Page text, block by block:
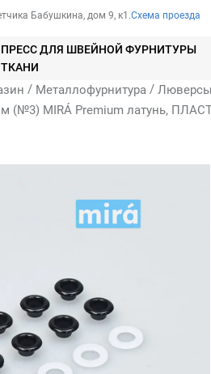
Бабушкина, дом 9, к1.Схема проезда
ПРЕСС ДЛЯ ШВЕЙНОЙ ФУРНИТУРЫ
ТКАНИ
/ Металлофурнитура / Люверсы
(№3) MIRÁ Premium латунь,